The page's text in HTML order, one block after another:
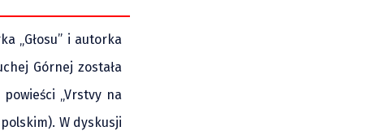
„Głosu” i autorka
Górnej została
„Vrstvy na
W dyskusji